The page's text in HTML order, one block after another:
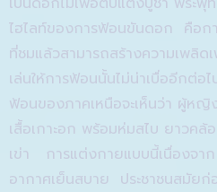
ไฮไลท์ของการฟ้อนขันดอก คือก
ที่ชมแล้วสามารถสร้างความเพลิ
เล่นให้การฟ้อนนั้นไม่น่าเบื่ออีกต่อไ
ฟ้อนของภาคเหนือจะเห็นว่า ผู้หญิ
เสื้อเกาะอก พร้อมห่มสไบ ยาวคล้
เข่า
การแต่งกายแบบนี้เนื่องจาก
อากาศเย็นสบาย ประชาชนสมัยก่